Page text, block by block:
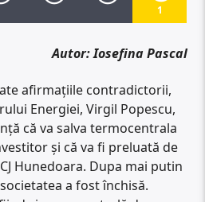
1
Autor: Iosefina Pascal
afirmațiile contradictorii,
Energiei, Virgil Popescu,
că va salva termocentrala
și că va fi preluată de
Hunedoara. Dupa mai putin
a fost închisă.